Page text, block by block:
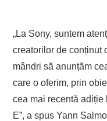
„La Sony, suntem
creatorilor de conținut
mândri să anunțăm
care o oferim, prin
cea mai recentă adiție
E”, a spus Yann